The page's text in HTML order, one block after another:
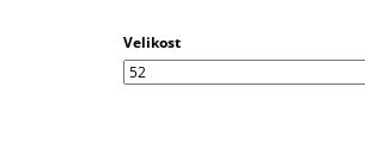
Velikost